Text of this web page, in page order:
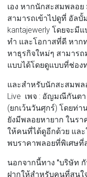
เอง หากนักสะสมพลอ
สามารถเข้าไปดูที่ อัล
kantajewerly โดยจะมี
ทำ และโอกาสที่ดี หาก
หาธุรกิจใหม่ๆ สามารถ
แบบได้โดยดูแบบที่ช่อง
และสำหรับนักสะสมพ
Live เพจ : อัญมณีกันตา
(ยกเว้นวันศุกร์) โดยท่
ยังมีพลอยหายาก ในร
ให้คนที่ได้ดูอีกด้วย แล
พบราคาพลอยที่พิเศษที่
นอกจากนี้ทาง "บริษัท กั
ฝากให้สำหรับคนที่สนใ